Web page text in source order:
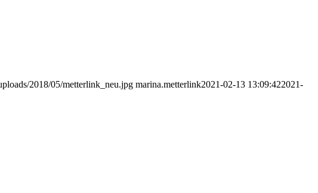
2018/05/metterlink_neu.jpg marina.metterlink2021-02-13 13:09:422021-